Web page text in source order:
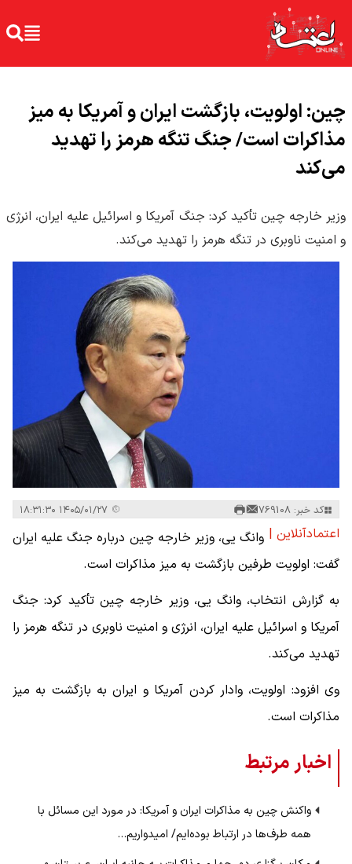
چین: اولویت، بازگشت ایران و آمریکا به میز
مذاکرات است/ جنگ تنگه هرمز را تهدید
می‌کند
وزیر خارجه چین تأکید کرد: جنگ آمریکا و اسرائیل علیه ایران، انرژی
و امنیت ناوبری در تنگه هرمز را تهدید می‌کند.
کد خبر: 769108
اعتمادآنلاین | وانگ یی، وزیر خارجه چین درباره جنگ علیه ایران
گفت: اولویت طرفین بازگشت به میز مذاکرات است.
به گزارش انتخاب، وانگ یی، وزیر خارجه چین تأکید کرد: جنگ
آمریکا و اسرائیل علیه ایران، انرژی و امنیت ناوبری در تنگه هرمز را
تهدید می‌کند.
وی افزود: اولویت، وادار کردن آمریکا و ایران به بازگشت به میز
مذاکرات است.
اخبار مرتبط
واکنش چین به مذاکرات ایران و آمریکا: در مورد این مسائل با
همه طرف‌ها در ارتباط بوده‌ایم/ امیدواریم…